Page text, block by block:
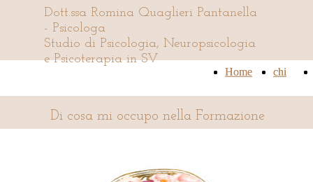
Dott.ssa Romina Quaglieri Pantanella
- Psicologa
Studio di Psicologia, Neuropsicologia
e Psicoterapia in SV
Home chi
Home chi
Di cosa mi occupo nella Formazione